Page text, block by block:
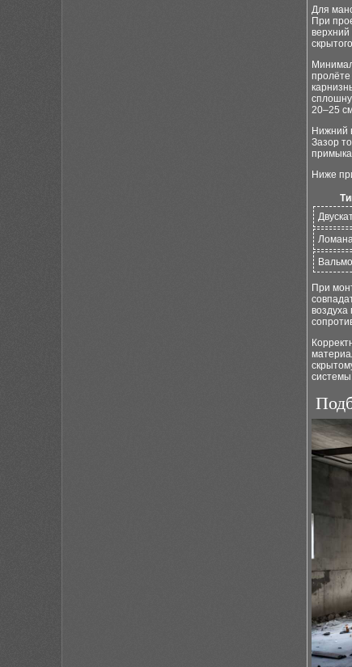
Для
При
пролёте
20–25
Нижний
Зазор
Ниже
При